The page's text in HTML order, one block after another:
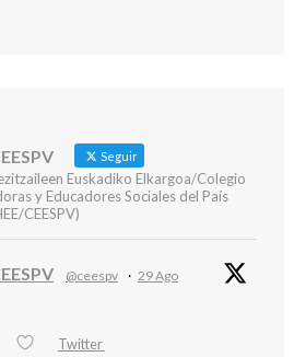
Seguir
Euskadiko Elkargoa/Colegio
y Educadores Sociales del País
CEESPV)
@ceespv · 29 Ago
Twitter